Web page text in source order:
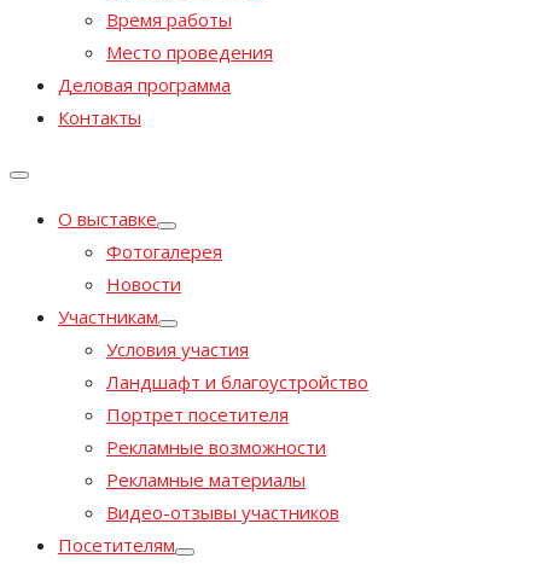
Время работы
Место проведения
Деловая программа
Контакты
О выставке
Фотогалерея
Новости
Участникам
Условия участия
Ландшафт и благоустройство
Портрет посетителя
Рекламные возможности
Рекламные материалы
Видео-отзывы участников
Посетителям